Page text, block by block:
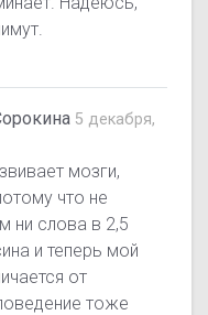
5 декабря,
мозги,
что не
ни слова в 2,5
и теперь мой
от
тоже